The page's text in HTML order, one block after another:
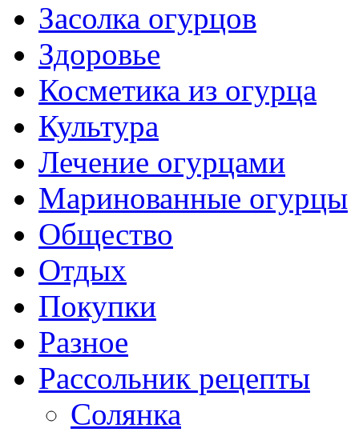
Засолка огурцов
Здоровье
Косметика из огурца
Культура
Лечение огурцами
Маринованные огурцы
Общество
Отдых
Покупки
Разное
Рассольник рецепты
Солянка